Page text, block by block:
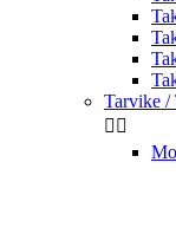
Tarvike /
 